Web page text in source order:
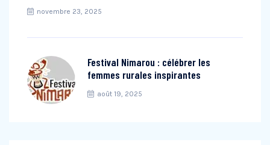
novembre 23, 2025
Festival Nimarou : célébrer les
femmes rurales inspirantes
août 19, 2025